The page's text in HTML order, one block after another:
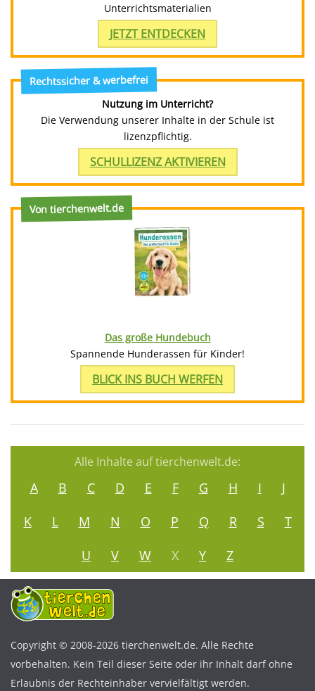
Unterrichtsmaterialien
JETZT ENTDECKEN
Rechtssicher & werbefrei
Nutzung im Unterricht?
Die Verwendung unserer Inhalte in der Schule ist
lizenzpflichtig.
SCHULLIZENZ AKTIVIEREN
Von tierchenwelt.de
Das große Hundebuch
Spannende Hunderassen für Kinder!
BLICK INS BUCH WERFEN
Alle Inhalte auf tierchenwelt.de:
A B C D E F G H I
J
K
L M N O P Q R S
T
U
V W X Y Z
Copyright © 2008-2026 tierchenwelt.de. Alle Rechte
vorbehalten. Kein Teil dieser Seite oder ihr Inhalt darf ohne
Erlaubnis der Rechteinhaber vervielfältigt werden.